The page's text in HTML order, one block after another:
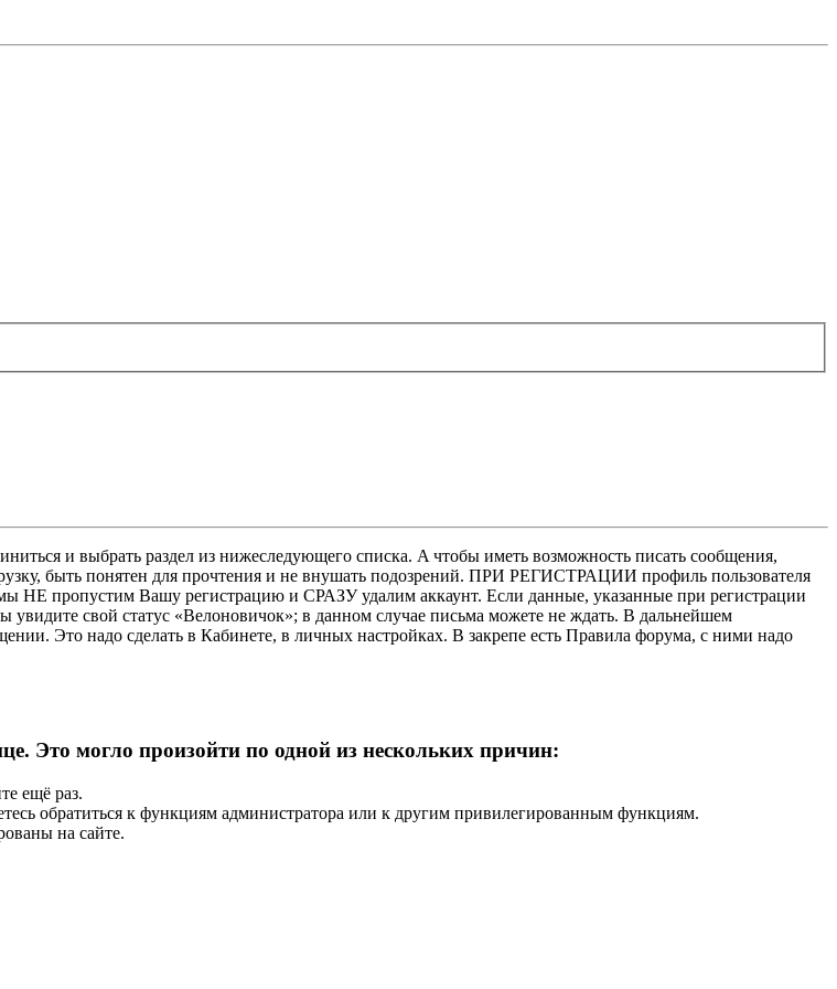
и выбрать раздел из нижеследующего списка. A чтобы иметь возможность писать сообщения,
быть понятен для прочтения и не внушать подозрений. ПРИ РЕГИСТРАЦИИ профиль пользователя
НЕ пропустим Вашу регистрацию и СРАЗУ удалим аккаунт. Если данные, указанные при регистрации
свой статус «Велоновичок»; в данном случае письма можете не ждать. В дальнейшем
Это надо сделать в Кабинете, в личных настройках. В закрепе есть Правила форума, с ними надо
Это могло произойти по одной из нескольких причин:
ещё раз.
обратиться к функциям администратора или к другим привилегированным функциям.
на сайте.